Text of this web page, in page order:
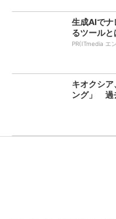
生成AIで
るツールと
PR(ITmedia エ
キオクシ
ング」 過